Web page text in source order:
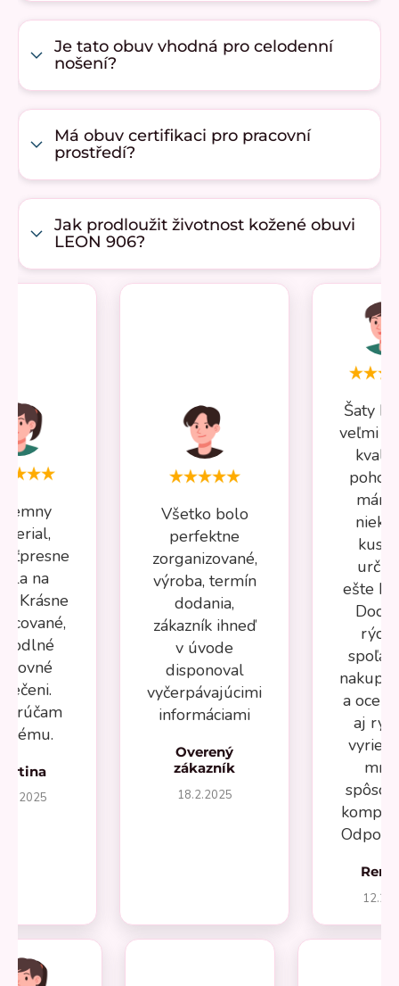
Je tato obuv vhodná pro celodenní
nošení?
Má obuv certifikaci pro pracovní
prostředí?
Jak prodloužit životnost kožené obuvi
LEON 906?
na
Krásne
Všetko bolo
perfektne
zorganizované,
výroba, termín
dodania,
zákazník ihneď
v úvode
disponoval
vyčerpávajúcimi
informáciami
Overený
zákazník
18.2.2025
Šaty
veľmi
mám
ešte
a
aj